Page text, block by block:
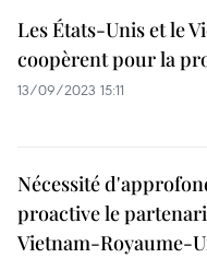
Les États-Unis et le
coopèrent pour la
13/09/2023 15:11
Nécessité
proactive le
Vietnam-Royaume-